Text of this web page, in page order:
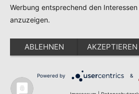
Werbung entsprechend den
anzuzeigen.
ABLEHNEN AKZEPTIEREN
Powered by &